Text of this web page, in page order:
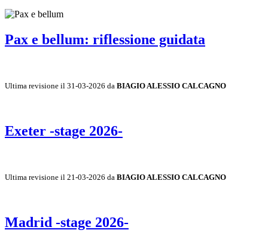
Pax e bellum: riflessione guidata
Ultima revisione il 31-03-2026 da BIAGIO ALESSIO CALCAGNO
Exeter -stage 2026-
Ultima revisione il 21-03-2026 da BIAGIO ALESSIO CALCAGNO
Madrid -stage 2026-